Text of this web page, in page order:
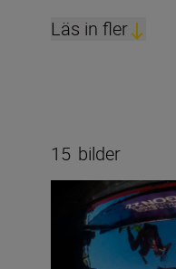
Läs in fler
15 bilder